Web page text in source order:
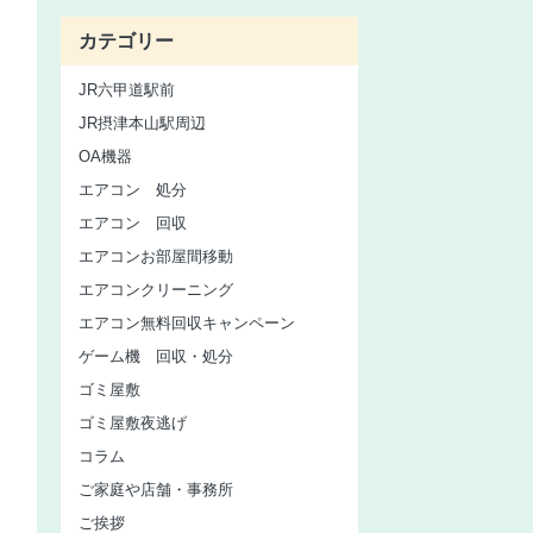
カテゴリー
JR六甲道駅前
JR摂津本山駅周辺
OA機器
エアコン 処分
エアコン 回収
エアコンお部屋間移動
エアコンクリーニング
エアコン無料回収キャンペーン
ゲーム機 回収・処分
ゴミ屋敷
ゴミ屋敷夜逃げ
コラム
ご家庭や店舗・事務所
ご挨拶